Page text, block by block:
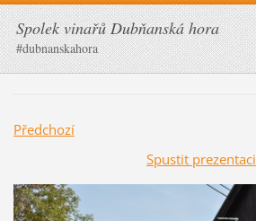
Spolek vinařů Dubňanská hora
#dubnanskahora
Předchozí
Spustit prezentaci